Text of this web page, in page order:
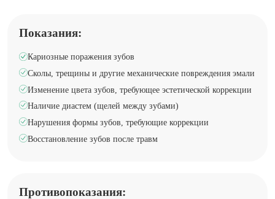
Показания:
Кариозные поражения зубов
Сколы, трещины и другие механические повреждения эмали
Изменение цвета зубов, требующее эстетической коррекции
Наличие диастем (щелей между зубами)
Нарушения формы зубов, требующие коррекции
Восстановление зубов после травм
Противопоказания: